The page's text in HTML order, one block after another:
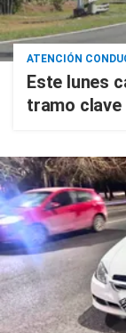
ATENCIÓN
Este lunes
tramo clave